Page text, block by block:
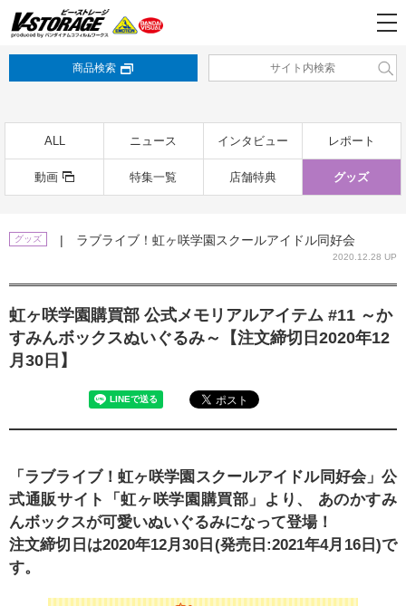
商品検索
ALL ニュース インタビュー レポート
動画 特集一覧 店舗特典 グッズ
グッズ | ラブライブ！虹ヶ咲学園スクールアイドル同好会
2020.12.28 UP
虹ヶ咲学園購買部 公式メモリアルアイテム #11 ～か
すみんボックスぬいぐるみ～【注文締切日2020年12
月30日】
「ラブライブ！虹ヶ咲学園スクールアイドル同好会」公
式通販サイト「虹ヶ咲学園購買部」より、 あのかすみ
んボックスが可愛いぬいぐるみになって登場！
注文締切日は2020年12月30日(発売日:2021年4月16日)で
す。